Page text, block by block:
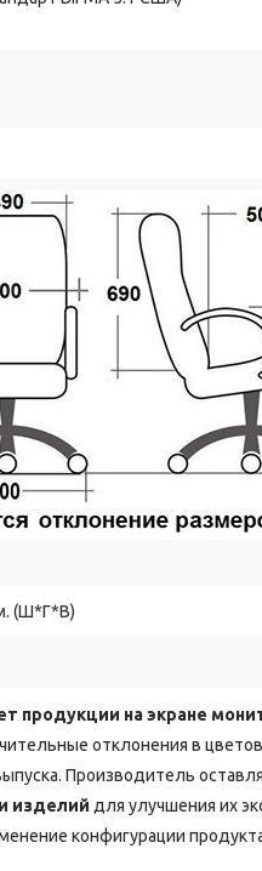
(Ш*Г*В)
продукции на экране
отклонения в
Производитель
изделий для улучшения их
конфигурации